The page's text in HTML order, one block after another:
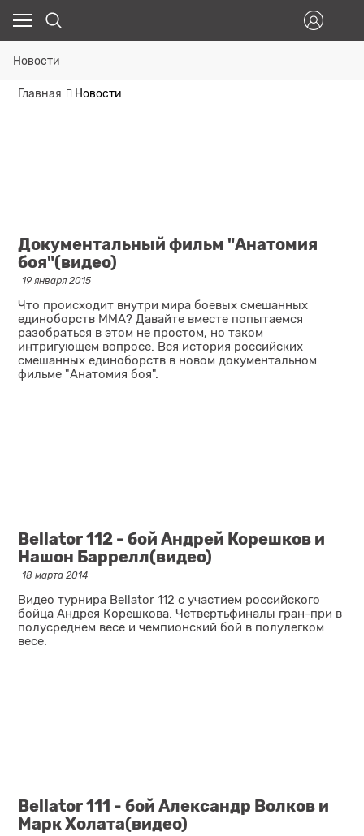
Новости
Главная Новости
Документальный фильм "Анатомия
боя"(видео)
19 января 2015
Что происходит внутри мира боевых смешанных
единоборств ММА? Давайте вместе попытаемся
разобраться в этом не простом, но таком
интригующем вопросе. Вся история российских
смешанных единоборств в новом документальном
фильме "Анатомия боя".
Bellator 112 - бой Андрей Корешков и
Нашон Баррелл(видео)
18 марта 2014
Видео турнира Bellator 112 с участием российского
бойца Андрея Корешкова. Четвертьфиналы гран-при в
полусреднем весе и чемпионский бой в полулегком
весе.
Bellator 111 - бой Александр Волков и
Марк Холата(видео)